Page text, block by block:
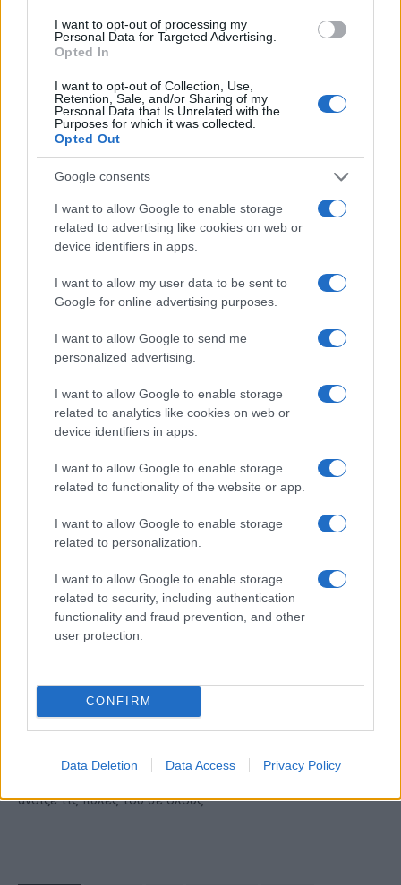
I want to opt-out of processing my
Personal Data for Targeted Advertising.
Opted In
I want to opt-out of Collection, Use,
Retention, Sale, and/or Sharing of my
Personal Data that Is Unrelated with the
Purposes for which it was collected.
Opted Out
Google consents
I want to allow Google to enable storage
related to advertising like cookies on web or
device identifiers in apps.
I want to allow my user data to be sent to
Google for online advertising purposes.
I want to allow Google to send me
personalized advertising.
I want to allow Google to enable storage
related to analytics like cookies on web or
device identifiers in apps.
I want to allow Google to enable storage
related to functionality of the website or app.
I want to allow Google to enable storage
related to personalization.
I want to allow Google to enable storage
related to security, including authentication
functionality and fraud prevention, and other
user protection.
CONFIRM
Data Deletion Data Access Privacy Policy
Χρηματοδότηση 8 εκατ.
ευρώ σε 843 μέσα
πενταετές πρόγραμμα
ενίσχυσης του Τύπου
Η Chery επενδύει 75 εκατ. δολάρια στην KG Mobility
Το FIAT 500 Hybrid τώρα
από 18.990 ευρώ
Ατρόμητος και Novibet
της συνεργασίας τους μέχρι
άνοιξε τις πύλες του σε όλους